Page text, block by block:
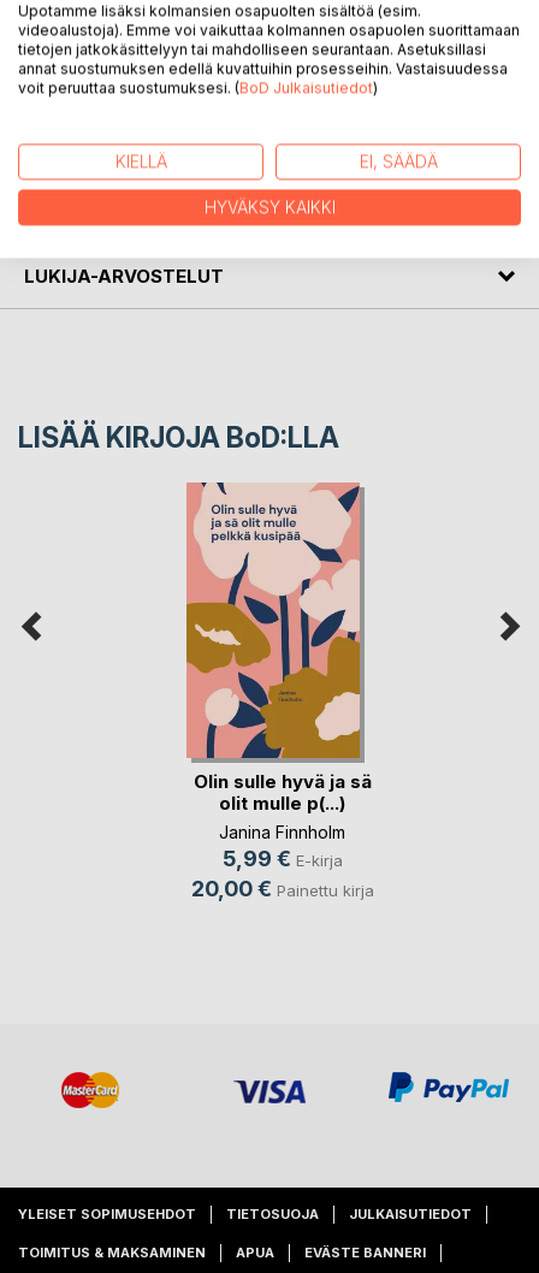
Runoja ja ajatelmia rakkaudestajaystävyydestä. Upeasti
kuvitettu kirja .
KIRJAILIJA
LEHDISTÖARVOSTELUT
LUKIJA-ARVOSTELUT
LISÄÄ KIRJOJA BoD:LLA
Olin sulle hyvä ja sä
olit mulle p(...)
Janina Finnholm
5,99 € E-kirja
20,00 € Painettu kirja
YLEISET SOPIMUSEHDOT TIETOSUOJA JULKAISUTIEDOT
TOIMITUS & MAKSAMINEN APUA EVÄSTE BANNERI
Upotamme lisäksi kolmansien osapuolten sisältöä (esim.
videoalustoja). Emme voi vaikuttaa kolmannen osapuolen suorittamaan
tietojen jatkokäsittelyyn tai mahdolliseen seurantaan. Asetuksillasi
annat suostumuksen edellä kuvattuihin prosesseihin. Vastaisuudessa
voit peruuttaa suostumuksesi. (BoD Julkaisutiedot)
KIELLÄ EI, SÄÄDÄ
HYVÄKSY KAIKKI